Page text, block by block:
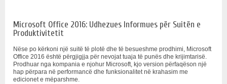
Microsoft Office 2016: Udhezues Informues për Suitën e
Produktivitetit
Nëse po kërkoni një suitë të plotë dhe të besueshme prodhimi, Microsoft
Office 2016 është përgjigjja për nevojat tuaja të punës dhe krijimtarisë.
Prodhuar nga kompania e njohur Microsoft, kjo version përfaqëson një
hap përpara në performancë dhe funksionalitet në krahasim me
edicionet e mëparshme.